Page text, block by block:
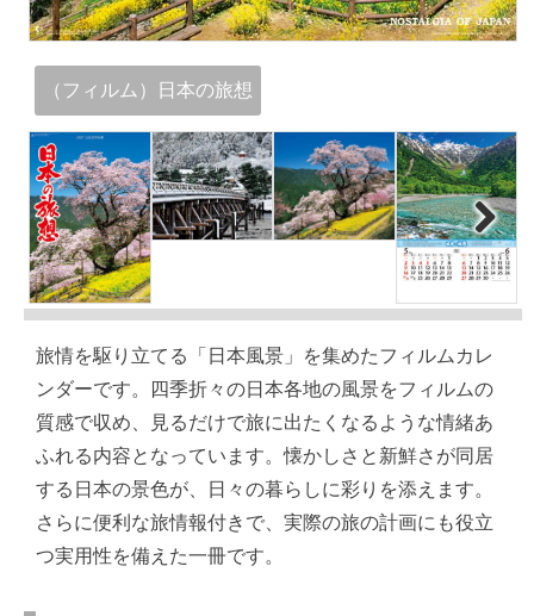
（フィルム）日本の旅想
Next
旅情を駆り立てる「日本風景」を集めたフィルムカレ
ンダーです。四季折々の日本各地の風景をフィルムの
質感で収め、見るだけで旅に出たくなるような情緒あ
ふれる内容となっています。懐かしさと新鮮さが同居
する日本の景色が、日々の暮らしに彩りを添えます。
さらに便利な旅情報付きで、実際の旅の計画にも役立
つ実用性を備えた一冊です。